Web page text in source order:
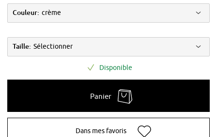
Couleur: crème
Taille: Sélectionner
Disponible
Panier
Dans mes favoris